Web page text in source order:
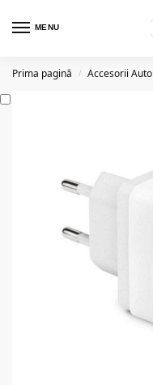
MENU
Prima pagină / Accesorii Auto